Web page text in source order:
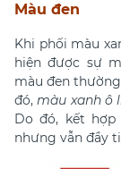
Màu đen
Khi phối màu
hiện được sự
màu đen
đó,màu xanh ô
Do đó, kết
nhưng vẫn đầy